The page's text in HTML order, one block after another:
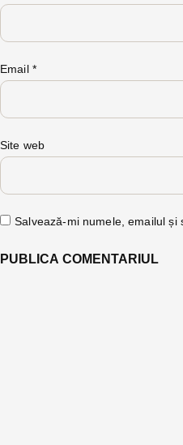
Email *
Site web
Salvează-mi numele, emailul și